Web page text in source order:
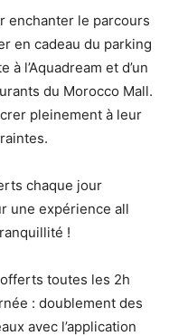
enchanter le parcours
en cadeau du parking
à l’Aquadream et d’un
du Morocco Mall.
pleinement à leur
chaque jour
une expérience all
!
toutes les 2h
: doublement des
avec l’application